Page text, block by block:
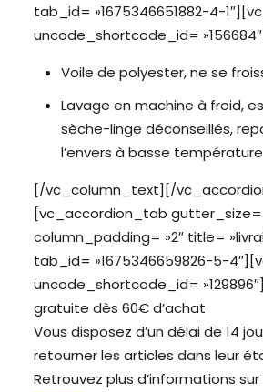
tab_id= »1675346651882-4-
uncode_shortcode_id=
Voile de polyester, ne se
Lavage en machine à froid,
sèche-linge déconseillés,
l’envers à basse
[/vc_column_text][/
[vc_accordion_tab gutter_size=
column_padding= »2″ title=
tab_id= »1675346659826-5-
uncode_shortcode_id=
gratuite dès 60€ d’achat
Vous disposez d’un délai de 14
retourner les articles dans leur
Retrouvez plus d’informations sur